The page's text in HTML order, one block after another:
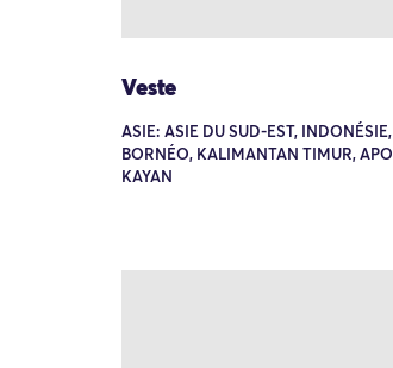
Veste
ASIE: ASIE DU SUD-EST, INDONÉSIE,
BORNÉO, KALIMANTAN TIMUR, APO
KAYAN